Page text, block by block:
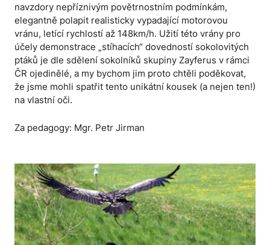
navzdory nepříznivým povětrnostním podmínkám,
elegantně polapit realisticky vypadající motorovou
vránu, letící rychlostí až 148km/h. Užití této vrány pro
účely demonstrace „stíhacích“ dovedností sokolovitých
ptáků je dle sdělení sokolníků skupiny Zayferus v rámci
ČR ojedinělé, a my bychom jim proto chtěli poděkovat,
že jsme mohli spatřit tento unikátní kousek (a nejen ten!)
na vlastní oči.
Za pedagogy: Mgr. Petr Jirman